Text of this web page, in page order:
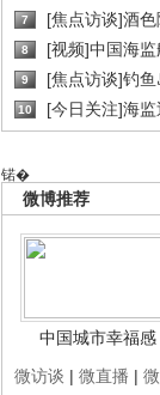
7 [焦点访谈]酒色
8 [视频]中国海监
9 [焦点访谈]钓鱼
10 [今日关注]海监
锘�
微博推荐
中国城市幸福感
微访谈 | 微直播 |